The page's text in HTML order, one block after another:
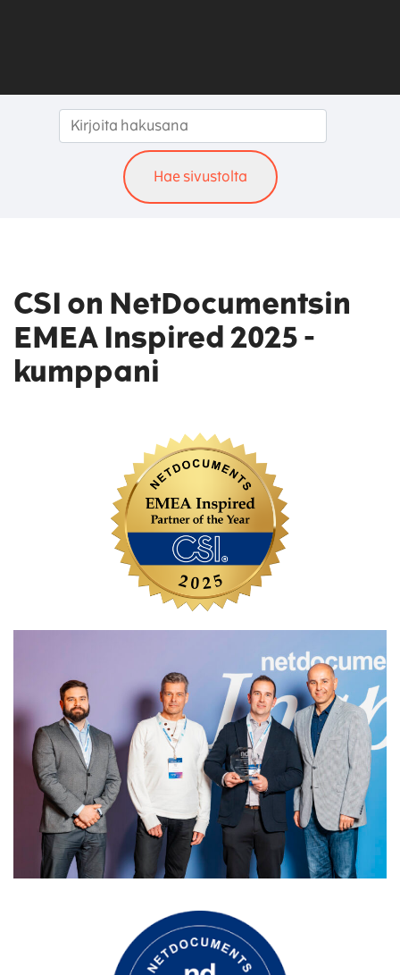
CSI on NetDocumentsin
EMEA Inspired 2025 -
kumppani